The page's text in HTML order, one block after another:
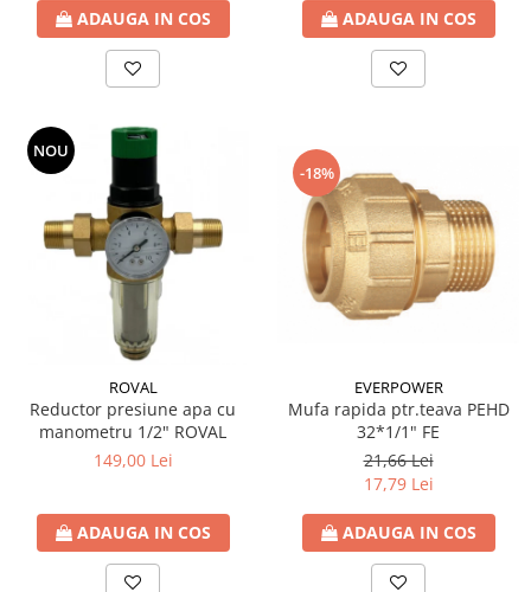
Panouri fotovoltaice
Produse Amenajare Baie
Seturi de Dus
Baterii sanitare
Rigole baie: Rigola de scurgere
Vase wc, capace si rezervoare
Racorduri flexibile de apa
Racorduri flexibile apa
Racord flexibil monocomanda din
Racord flexibil din inox
Racord flexibil monocomanda cu
invelis din cauciuc
Racord flexibil cu invelis din
Accesorii baie
Perdele Dus
Clapete de actionare
ADAUGA IN COS ADAUGA IN COS
NOU
ROVAL
Reductor presiune apa cu
manometru 1/2" ROVAL
149,00 Lei
ADAUGA IN COS
-18%
EVERPOWER
Mufa rapida ptr.teava PEHD
32*1/1" FE
21,66 Lei
17,79 Lei
ADAUGA IN COS